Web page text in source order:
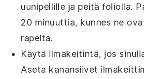
uunipellille ja peitä foliolla.
20 minuuttia, kunnes ne
rapeita.
Käytä ilmakeitintä, jos
Aseta kanansiivet